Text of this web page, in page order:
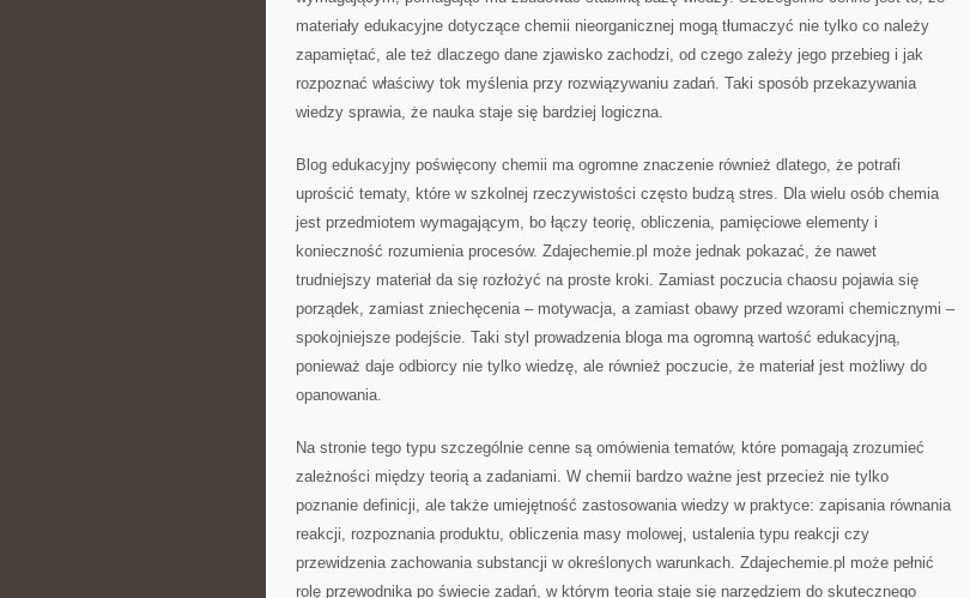
materiały edukacyjne dotyczące chemii nieorganicznej mogą tłumaczyć nie tylko co należy
zapamiętać, ale też dlaczego dane zjawisko zachodzi, od czego zależy jego przebieg i jak
rozpoznać właściwy tok myślenia przy rozwiązywaniu zadań. Taki sposób przekazywania
wiedzy sprawia, że nauka staje się bardziej logiczna.
Blog edukacyjny poświęcony chemii ma ogromne znaczenie również dlatego, że potrafi
uprościć tematy, które w szkolnej rzeczywistości często budzą stres. Dla wielu osób chemia
jest przedmiotem wymagającym, bo łączy teorię, obliczenia, pamięciowe elementy i
konieczność rozumienia procesów. Zdajechemie.pl może jednak pokazać, że nawet
trudniejszy materiał da się rozłożyć na proste kroki. Zamiast poczucia chaosu pojawia się
porządek, zamiast zniechęcenia – motywacja, a zamiast obawy przed wzorami chemicznymi –
spokojniejsze podejście. Taki styl prowadzenia bloga ma ogromną wartość edukacyjną,
ponieważ daje odbiorcy nie tylko wiedzę, ale również poczucie, że materiał jest możliwy do
opanowania.
Na stronie tego typu szczególnie cenne są omówienia tematów, które pomagają zrozumieć
zależności między teorią a zadaniami. W chemii bardzo ważne jest przecież nie tylko
poznanie definicji, ale także umiejętność zastosowania wiedzy w praktyce: zapisania równania
reakcji, rozpoznania produktu, obliczenia masy molowej, ustalenia typu reakcji czy
przewidzenia zachowania substancji w określonych warunkach. Zdajechemie.pl może pełnić
rolę przewodnika po świecie zadań, w którym teoria staje się narzędziem do skutecznego